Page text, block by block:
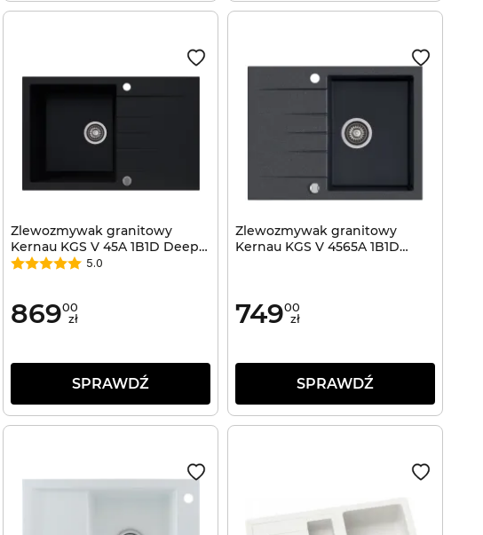
Zlewozmywak granitowy
Kernau KGS V 45A 1B1D Deep
Black
5.0
86900
zł
SPRAWDŹ
Zlewozmywak granitowy
Kernau KGS V 4565A 1B1D
74900
zł
SPRAWDŹ